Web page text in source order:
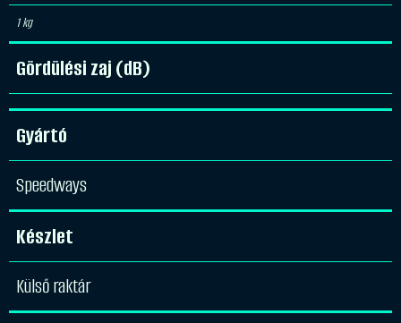
1 kg
Gördülési zaj (dB)
Gyártó
Speedways
Készlet
Külső raktár